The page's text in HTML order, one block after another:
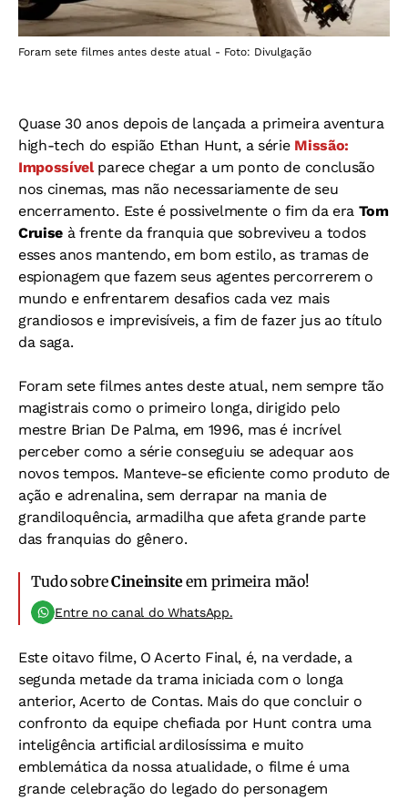
Foram sete filmes antes deste atual - Foto: Divulgação
Quase 30 anos depois de lançada a primeira aventura
high-tech do espião Ethan Hunt, a série Missão:
Impossívelparece chegar a um ponto de conclusão
nos cinemas, mas não necessariamente de seu
encerramento. Este é possivelmente o fim da era Tom
Cruise à frente da franquia que sobreviveu a todos
esses anos mantendo, em bom estilo, as tramas de
espionagem que fazem seus agentes percorrerem o
mundo e enfrentarem desafios cada vez mais
grandiosos e imprevisíveis, a fim de fazer jus ao título
da saga.
Foram sete filmes antes deste atual, nem sempre tão
magistrais como o primeiro longa, dirigido pelo
mestre Brian De Palma, em 1996, mas é incrível
perceber como a série conseguiu se adequar aos
novos tempos. Manteve-se eficiente como produto de
ação e adrenalina, sem derrapar na mania de
grandiloquência, armadilha que afeta grande parte
das franquias do gênero.
Tudo sobreCineinsiteem primeira mão!
Entre no canal do WhatsApp.
Este oitavo filme, O Acerto Final, é, na verdade, a
segunda metade da trama iniciada com o longa
anterior, Acerto de Contas. Mais do que concluir o
confronto da equipe chefiada por Hunt contra uma
inteligência artificial ardilosíssima e muito
emblemática da nossa atualidade, o filme é uma
grande celebração do legado do personagem